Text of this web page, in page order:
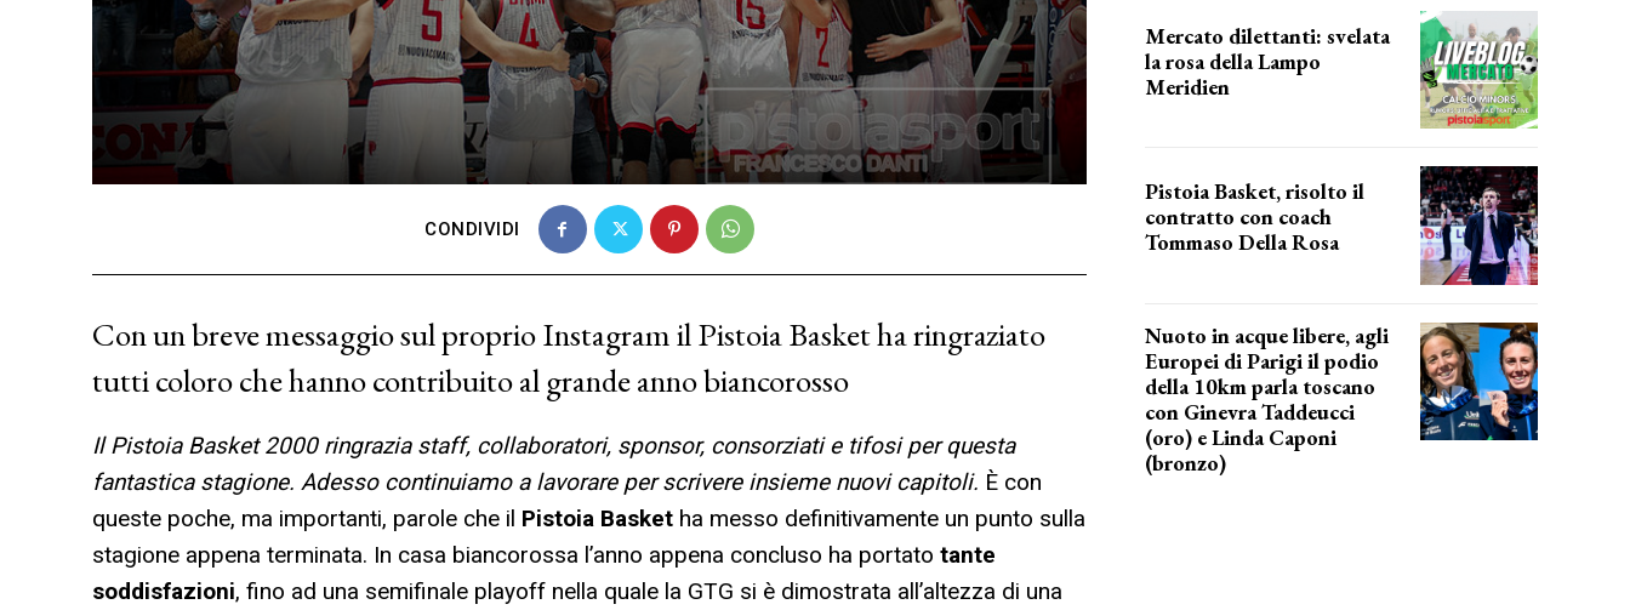
CONDIVIDI
Con un breve messaggio sul proprio Instagram il Pistoia Basket ha ringraziato
tutti coloro che hanno contribuito al grande anno biancorosso
Il Pistoia Basket 2000 ringrazia staff, collaboratori, sponsor, consorziati e tifosi per questa
fantastica stagione. Adesso continuiamo a lavorare per scrivere insieme nuovi capitoli. È con
queste poche, ma importanti, parole che il Pistoia Basket ha messo definitivamente un punto sulla
stagione appena terminata. In casa biancorossa l’anno appena concluso ha portato tante
soddisfazioni, fino ad una semifinale playoff nella quale la GTG si è dimostrata all’altezza di una
Mercato dilettanti: svelata
la rosa della Lampo
Meridien
Pistoia Basket, risolto il
contratto con coach
Tommaso Della Rosa
Nuoto in acque libere, agli
Europei di Parigi il podio
della 10km parla toscano
con Ginevra Taddeucci
(oro) e Linda Caponi
(bronzo)